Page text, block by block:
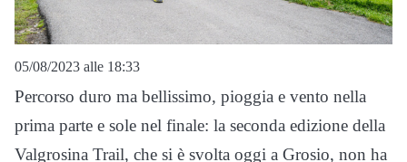
05/08/2023 alle 18:33
Percorso duro ma bellissimo, pioggia e vento nella
prima parte e sole nel finale: la seconda edizione della
Valgrosina Trail, che si è svolta oggi a Grosio, non ha